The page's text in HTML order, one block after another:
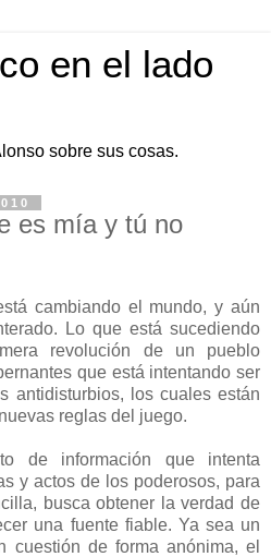
en el lado
sobre sus cosas.
es mía y tú no
cambiando el mundo, y aún
Lo que está sucediendo
revolución de un pueblo
que está intentando ser
antidisturbios, los cuales están
reglas del juego.
de información que intenta
y actos de los poderosos, para
busca obtener la verdad de
una fuente fiable. Ya sea un
cuestión de forma anónima, el